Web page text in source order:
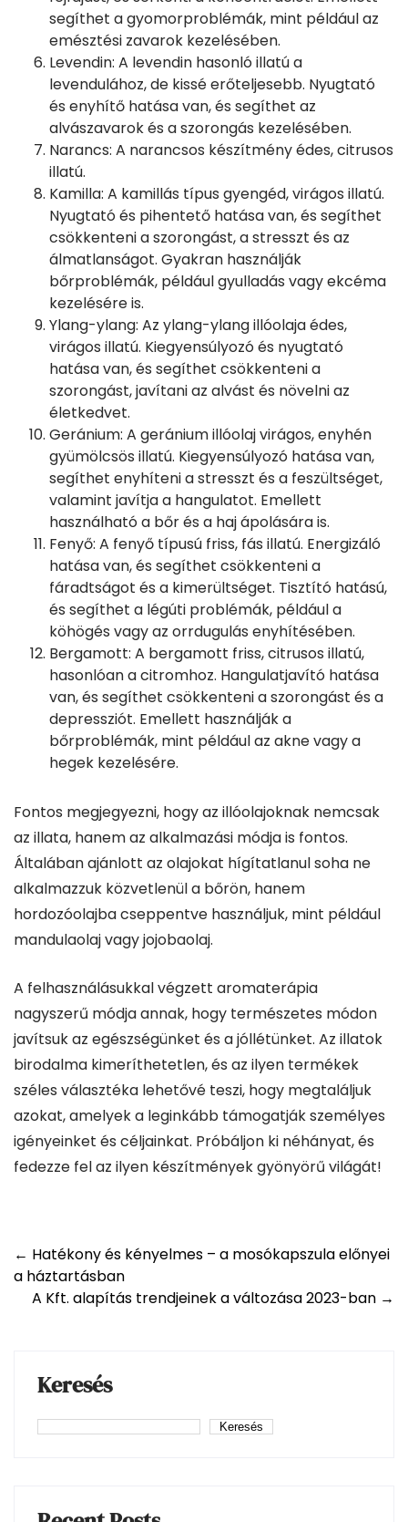
segíthet a gyomorproblémák, mint például az
emésztési zavarok kezelésében.
Levendin: A levendin hasonló illatú a
levendulához, de kissé erőteljesebb. Nyugtató
és enyhítő hatása van, és segíthet az
alvászavarok és a szorongás kezelésében.
Narancs: A narancsos készítmény édes, citrusos
illatú.
Kamilla: A kamillás típus gyengéd, virágos illatú.
Nyugtató és pihentető hatása van, és segíthet
csökkenteni a szorongást, a stresszt és az
álmatlanságot. Gyakran használják
bőrproblémák, például gyulladás vagy ekcéma
kezelésére is.
Ylang-ylang: Az ylang-ylang illóolaja édes,
virágos illatú. Kiegyensúlyozó és nyugtató
hatása van, és segíthet csökkenteni a
szorongást, javítani az alvást és növelni az
életkedvet.
Geránium: A geránium illóolaj virágos, enyhén
gyümölcsös illatú. Kiegyensúlyozó hatása van,
segíthet enyhíteni a stresszt és a feszültséget,
valamint javítja a hangulatot. Emellett
használható a bőr és a haj ápolására is.
Fenyő: A fenyő típusú friss, fás illatú. Energizáló
hatása van, és segíthet csökkenteni a
fáradtságot és a kimerültséget. Tisztító hatású,
és segíthet a légúti problémák, például a
köhögés vagy az orrdugulás enyhítésében.
Bergamott: A bergamott friss, citrusos illatú,
hasonlóan a citromhoz. Hangulatjavító hatása
van, és segíthet csökkenteni a szorongást és a
depressziót. Emellett használják a
bőrproblémák, mint például az akne vagy a
hegek kezelésére.
Fontos megjegyezni, hogy az illóolajoknak nemcsak
az illata, hanem az alkalmazási módja is fontos.
Általában ajánlott az olajokat hígítatlanul soha ne
alkalmazzuk közvetlenül a bőrön, hanem
hordozóolajba cseppentve használjuk, mint például
mandulaolaj vagy jojobaolaj.
A felhasználásukkal végzett aromaterápia
nagyszerű módja annak, hogy természetes módon
javítsuk az egészségünket és a jóllétünket. Az illatok
birodalma kimeríthetetlen, és az ilyen termékek
széles választéka lehetővé teszi, hogy megtaláljuk
azokat, amelyek a leginkább támogatják személyes
igényeinket és céljainkat. Próbáljon ki néhányat, és
fedezze fel az ilyen készítmények gyönyörű világát!
Post
navigation
← Hatékony és kényelmes – a mosókapszula előnyei
a háztartásban
A Kft. alapítás trendjeinek a változása 2023-ban →
Keresés
Keresés